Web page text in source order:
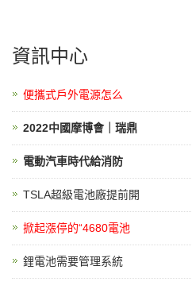
資訊中心
便攜式戶外電源怎么
2022中國摩博會｜瑞鼎
電動汽車時代給消防
TSLA超級電池廠提前開
掀起漲停的“4680電池
鋰電池需要管理系統